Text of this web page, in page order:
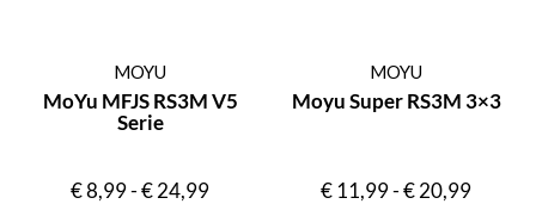
MOYU
MoYu MFJS RS3M V5
Serie
€8,99-€24,99
MOYU
Moyu Super RS3M 3×3
€11,99-€20,99